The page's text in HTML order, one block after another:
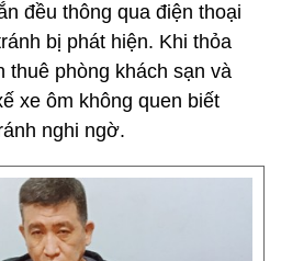
đều thông qua điện thoại
bị phát hiện. Khi thỏa
thuê phòng khách sạn và
xe ôm không quen biết
nghi ngờ.